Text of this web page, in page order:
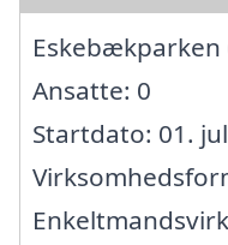
Eskebækparken
Ansatte: 0
Startdato: 01.